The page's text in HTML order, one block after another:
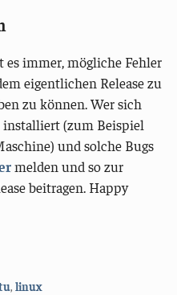
es immer, mögliche Fehler
eigentlichen Release zu
zu können. Wer sich
installiert (zum Beispiel
und solche Bugs
melden und so zur
beitragen. Happy
,linux